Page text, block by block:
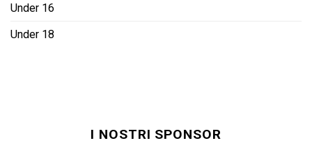
Under 16
Under 18
I NOSTRI SPONSOR